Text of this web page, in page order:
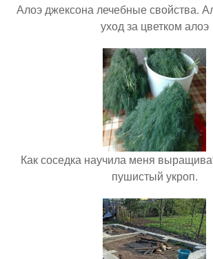
Алоэ джексона лечебные свойства.
уход за цветком алоэ
Как соседка научила меня
пушистый укроп.